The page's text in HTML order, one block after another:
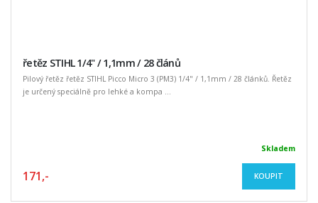
řetěz STIHL 1/4" / 1,1mm / 28 článů
Pilový řetěz řetěz STIHL Picco Micro 3 (PM3) 1/4" / 1,1mm / 28 článků. Řetěz
je určený speciálně pro lehké a kompa ...
Skladem
171,- KOUPIT